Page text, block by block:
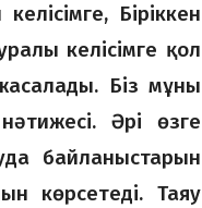
Біріккен
келісімге қол
Біз мұны
Әрі өзге
байланыстарын
көрсетеді. Таяу